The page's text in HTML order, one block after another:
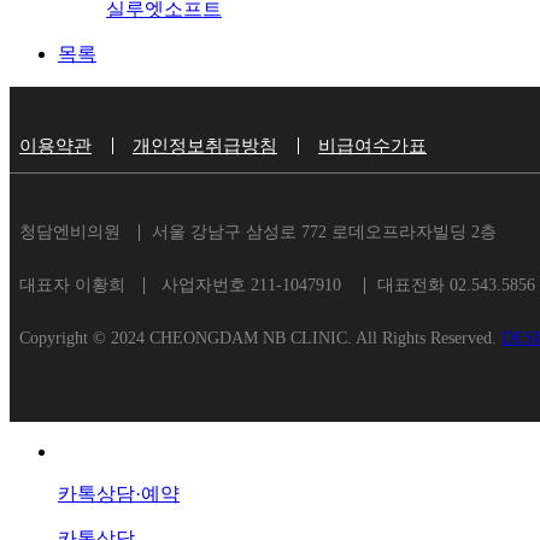
실루엣소프트
목록
이용약관 개인정보취급방침 비급여수가표
청담엔비의원 서울 강남구 삼성로 772 로데오프라자빌딩 2층
대표자 이황희 사업자번호 211-1047910 대표전화 02.543.5856
Copyright © 2024 CHEONGDAM NB CLINIC. All Rights Reserved.
카톡상담·예약